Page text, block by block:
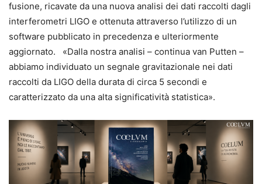
fusione, ricavate da una nuova analisi dei dati raccolti dagli
interferometri LIGO e ottenuta attraverso l’utilizzo di un
software pubblicato in precedenza e ulteriormente
aggiornato. «Dalla nostra analisi – continua van Putten –
abbiamo individuato un segnale gravitazionale nei dati
raccolti da LIGO della durata di circa 5 secondi e
caratterizzato da una alta significatività statistica».